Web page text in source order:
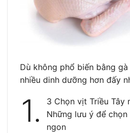
Dù không phổ biến bằng
nhiều dinh dưỡng hơn đấy
1.
3 Chọn vịt Triều Tây
Những lưu ý để
ngon